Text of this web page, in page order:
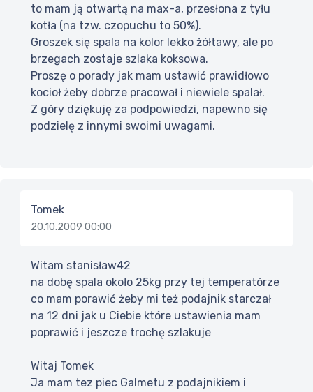
to mam ją otwartą na max-a, przesłona z tyłu
kotła (na tzw. czopuchu to 50%).
Groszek się spala na kolor lekko żółtawy, ale po
brzegach zostaje szlaka koksowa.
Proszę o porady jak mam ustawić prawidłowo
kocioł żeby dobrze pracował i niewiele spalał.
Z góry dziękuję za podpowiedzi, napewno się
podzielę z innymi swoimi uwagami.
Tomek
20.10.2009 00:00
Witam stanisław42
na dobę spala około 25kg przy tej temperatórze
co mam porawić żeby mi też podajnik starczał
na 12 dni jak u Ciebie które ustawienia mam
poprawić i jeszcze trochę szlakuje
Witaj Tomek
Ja mam tez piec Galmetu z podajnikiem i